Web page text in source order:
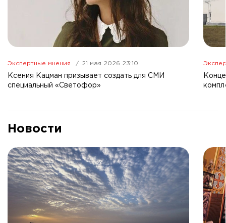
Экспертные мнения 21 мая 2026 23:10
Ксения Кацман призывает создать для СМИ
специальный «Светофор»
Новости